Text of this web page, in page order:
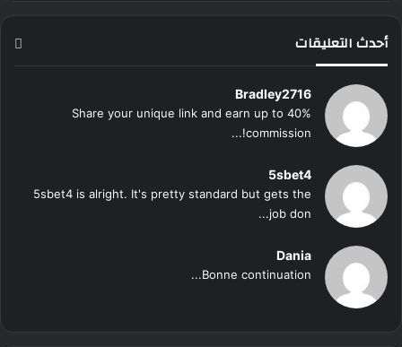
أحدث التعليقات
Bradley2716
Share your unique link and earn up to 40%
commission!...
5sbet4
5sbet4 is alright. It's pretty standard but gets the
job don...
Dania
Bonne continuation...